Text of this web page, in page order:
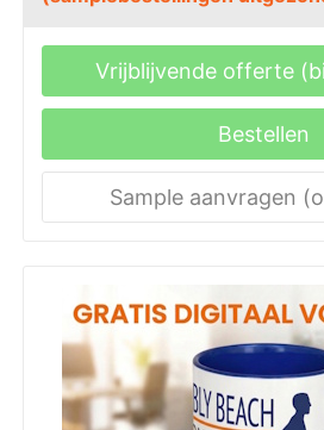
Vrijblijvende offerte
Bestellen
Sample aanvragen